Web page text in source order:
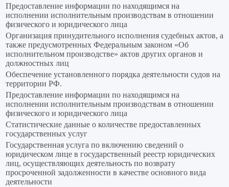
Предоставление информации по находящимся на
исполнении исполнительным производствам в отношении
физического и юридического лица
Организация принудительного исполнения судебных актов, а
также предусмотренных Федеральным законом «Об
исполнительном производстве» актов других органов и
должностных лиц
Обеспечение установленного порядка деятельности судов на
территории РФ.
Предоставление информации по находящимся на
исполнении исполнительным производствам в отношении
физического и юридического лица
Статистические данные о количестве предоставленных
государственных услуг
Государственная услуга по включению сведений о
юридическом лице в государственный реестр юридических
лиц, осуществляющих деятельность по возврату
просроченной задолженности в качестве основного вида
деятельности